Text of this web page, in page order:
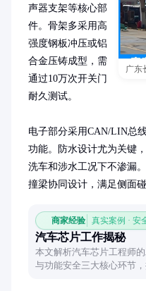
广东
声器支架等核心部
件。骨架多采用高
强度钢板冲压或铝
合金压铸成型，需
通过10万次开关门
耐久测试。
电子部分采用CAN/LIN总
功能。防水设计尤为关键
洗车和涉水工况下不渗漏
撞梁协同设计，满足侧面
商家经验 真实案例 · 安
汽车芯片工作揭秘
本文解析汽车芯片工程师
与功能安全三大核心环节